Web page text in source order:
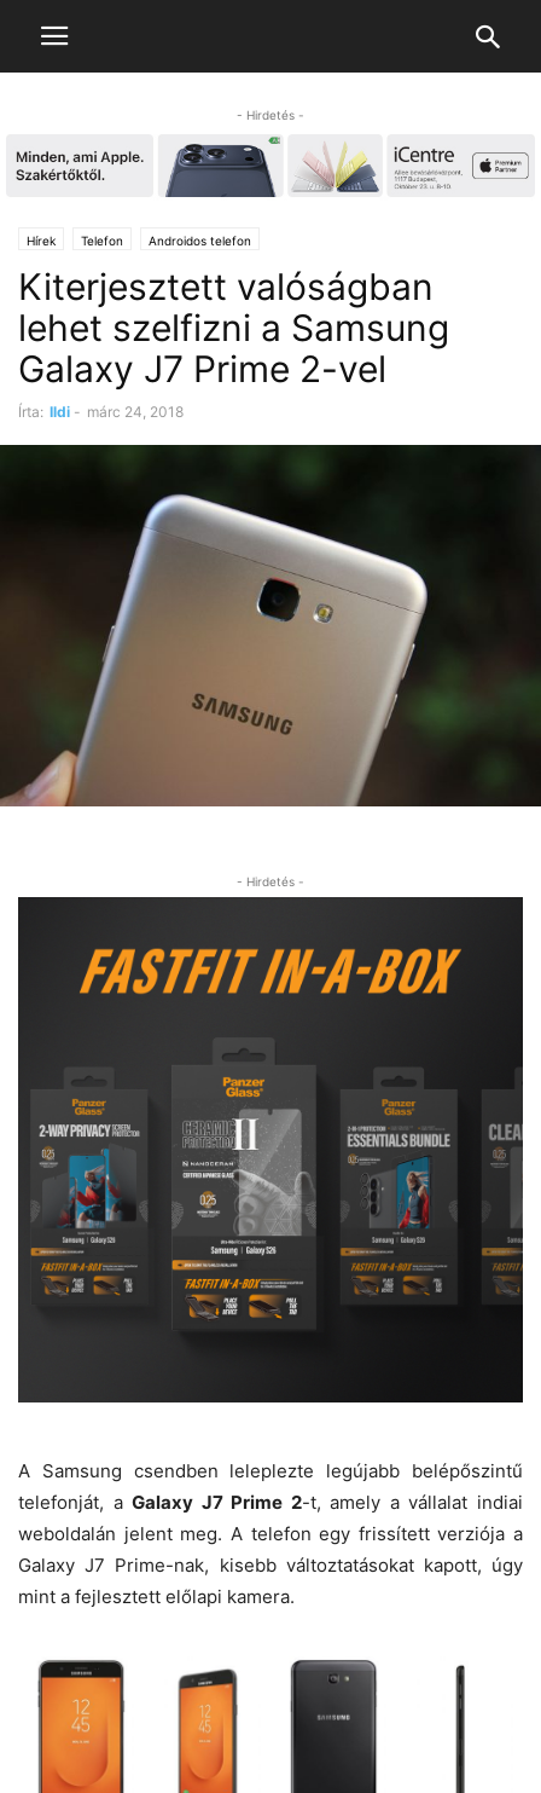
- Hirdetés -
Hírek Telefon Androidos telefon
Kiterjesztett valóságban
lehet szelfizni a Samsung
Galaxy J7 Prime 2-vel
Írta: Ildi - márc 24, 2018
- Hirdetés -
A Samsung csendben leleplezte legújabb belépőszintű
telefonját, aGalaxy J7 Prime 2-t, amely a vállalat indiai
weboldalán jelent meg. A telefon egy frissített verziója a
Galaxy J7 Prime-nak, kisebb változtatásokat kapott, úgy
mint a fejlesztett előlapi kamera.